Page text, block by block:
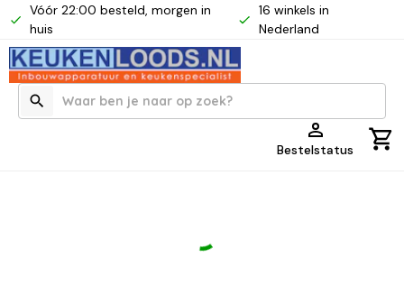
Vóór 22:00 besteld, morgen in
huis
16 winkels in
Nederland
Bestelstatus